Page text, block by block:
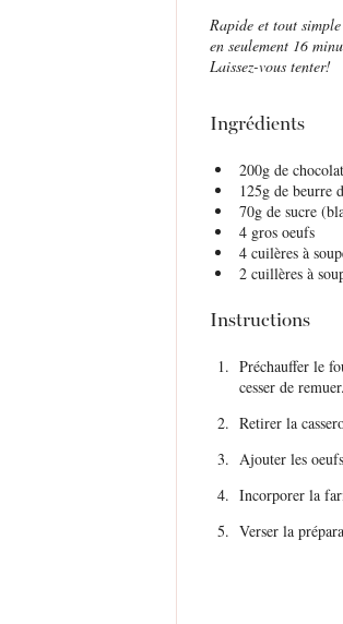
Rapide et tout
en seulement 16
Laissez-vous tenter!
Ingrédients
200gde
125gde beurre
70gde sucre
4gros oeufs
4cuilères à
2cuillères à
Instructions
Préchauffer le
cesser de remuer.
Retirer la
Ajouter les
Incorporer la
Verser la